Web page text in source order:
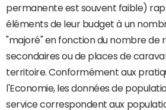
permanente est souvent faible)
éléments de leur budget à un
"majoré" en fonction du nombre de
secondaires ou de places de
territoire. Conformément aux
l'Economie, les données de
service correspondent aux